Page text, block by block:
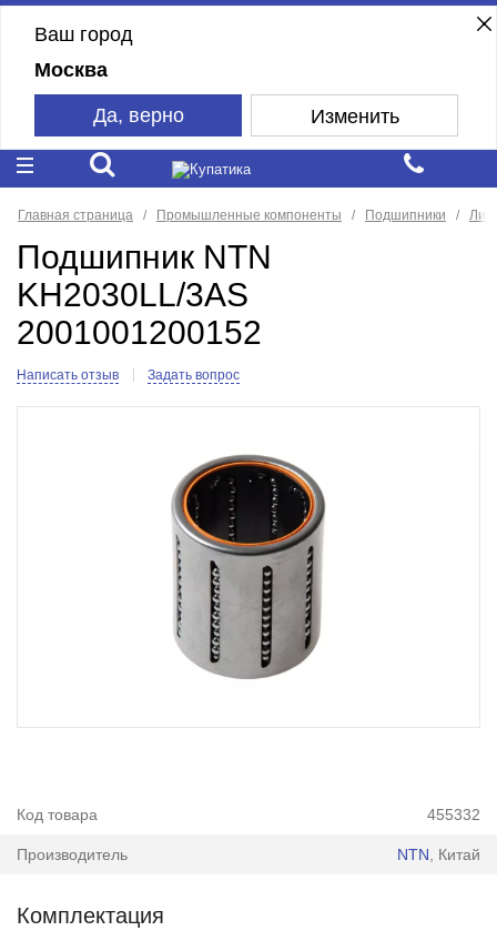
Ваш город
Москва
Да, верно Изменить
Главная страница Промышленные компоненты Подшипники
Подшипник NTN
KH2030LL/3AS
2001001200152
Написать отзыв Задать вопрос
Код товара 455332
Производитель NTN , Китай
Комплектация